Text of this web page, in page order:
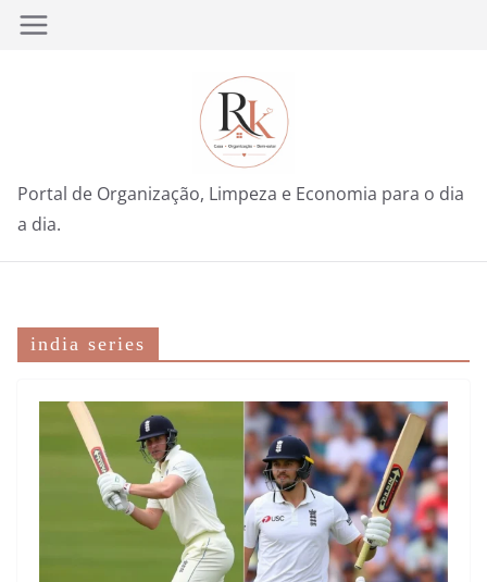
Pular
Portal de Organização, Limpeza e Economia para o dia
a dia.
india series